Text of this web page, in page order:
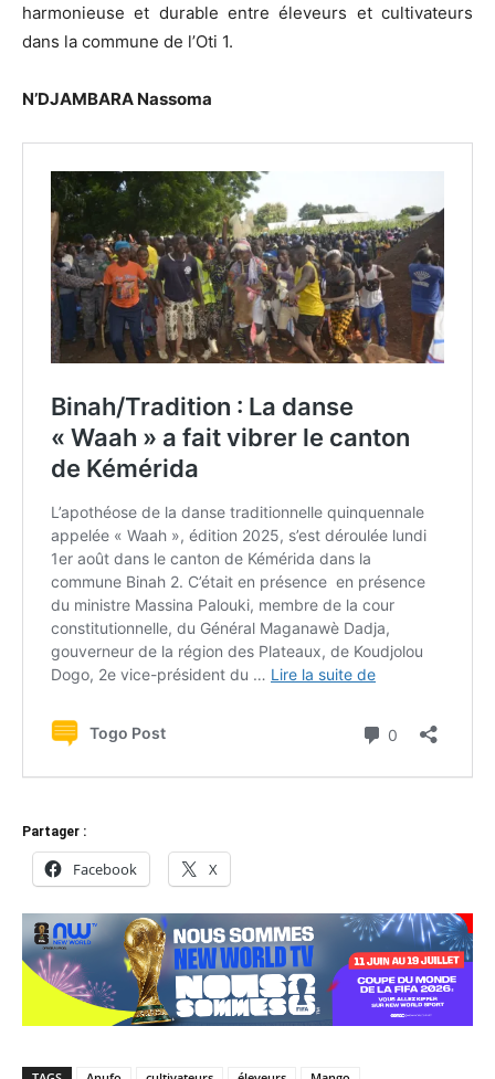
harmonieuse et durable entre éleveurs et cultivateurs
dans la commune de l’Oti 1.
N’DJAMBARA Nassoma
Partager :
Facebook X